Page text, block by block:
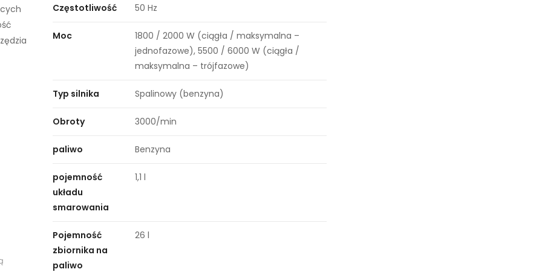
Częstotliwość 50 Hz
Moc
1800 / 2000 W (ciągła / maksymalna –
jednofazowe), 5500 / 6000 W (ciągła /
maksymalna – trójfazowe)
Typ silnika Spalinowy (benzyna)
Obroty 3000/min
paliwo Benzyna
pojemność
układu
smarowania
1,1 l
Pojemność
zbiornika na
paliwo
26 l